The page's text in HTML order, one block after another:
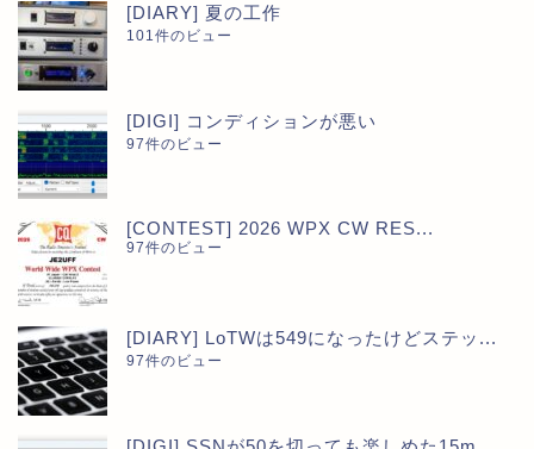
[DIARY] 夏の工作
101件のビュー
[DIGI] コンディションが悪い
97件のビュー
[CONTEST] 2026 WPX CW RES...
97件のビュー
[DIARY] LoTWは549になったけどステッ...
97件のビュー